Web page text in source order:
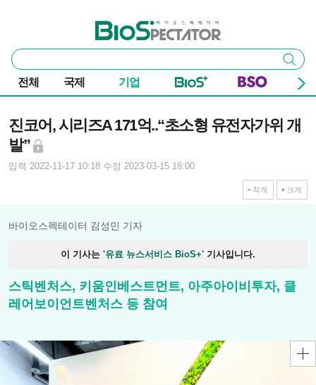
바이오스펙테이터
통
합
검
색
검색
전체 국제 기업
진코어, 시리즈A 171억..“초소형 유전자가위 개
발”
입력 2022-11-17 10:18 수정 2023-03-15 18:00
작게 크게
바이오스펙테이터 김성민 기자
이 기사는 '유료 뉴스서비스 BioS+' 기사입니다.
스틱벤처스, 키움인베스트먼트, 아주아이비투자, 클
레어보이언트벤처스 등 참여